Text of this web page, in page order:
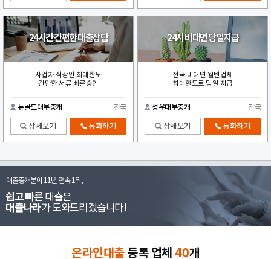
24시간 간편한 대출상담
사업자 직장인 최대한도
간단한 서류 빠른승인
뉴골드대부중개 전국
상세보기 통화하기
24시 비대면 당일지급
전국 비대면 월변업체
최대한도로 당일 지급
성우대부중개 전국
상세보기 통화하기
대출중개분야 11년 연속 1위,
쉽고 빠른 대출은
대출나라가 도와드리겠습니다!
온라인대출등록 업체 40개